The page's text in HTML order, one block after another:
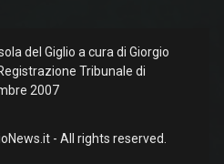
del Giglio a cura di Giorgio
Tribunale di
2007
- All rights reserved.